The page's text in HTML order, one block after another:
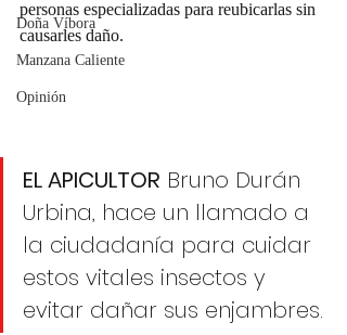
Doña Víbora
Manzana Caliente
Opinión
personas especializadas para reubicarlas sin
causarles daño.
EL APICULTOR Bruno Durán
Urbina, hace un llamado a
la ciudadanía para cuidar
estos vitales insectos y
evitar dañar sus enjambres.